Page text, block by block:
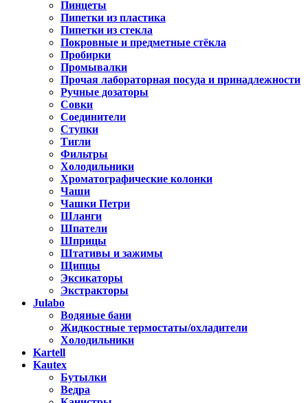
Пинцеты
Пипетки из пластика
Пипетки из стекла
Покровные и предметные стёкла
Пробирки
Промывалки
Прочая лабораторная посуда и принадлежности
Ручные дозаторы
Совки
Соединители
Ступки
Тигли
Фильтры
Холодильники
Хроматографические колонки
Чаши
Чашки Петри
Шланги
Шпатели
Шприцы
Штативы и зажимы
Щипцы
Эксикаторы
Экстракторы
Julabo
Водяные бани
Жидкостные термостаты/охладители
Холодильники
Kartell
Kautex
Бутылки
Ведра